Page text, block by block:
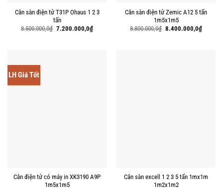
Cân sàn điện tử T31P Ohaus 1 2 3
tấn
8.500.000,0₫ Giá
7.200.000,0₫Giá
hiện
Cân sàn điện tử Zemic A12 5 tấn
1m5x1m5
8.800.000,0₫ Giá
8.400.000,0₫Giá
hiện
LH Giá Tốt
Cân điện tử có máy in XK3190 A9P
1m5x1m5
Cân sàn excell 1 2 3 5 tấn 1mx1m
1m2x1m2